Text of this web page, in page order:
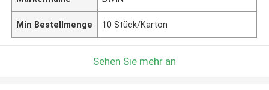
Min Bestellmenge 10 Stück/Karton
Sehen Sie mehr an